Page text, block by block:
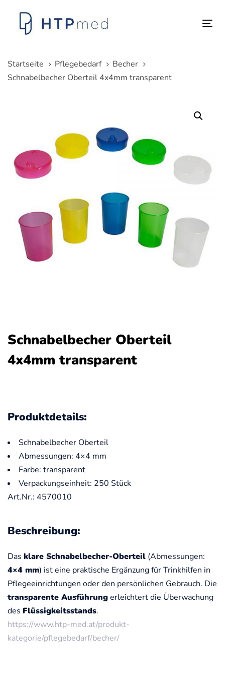
überspringen
springen
Startseite
Pflegebedarf
Becher
Schnabelbecher Oberteil 4x4mm transparent
Schnabelbecher Oberteil
4x4mm transparent
Produktdetails:
Schnabelbecher Oberteil
Abmessungen: 4×4 mm
Farbe: transparent
Verpackungseinheit: 250 Stück
Art.Nr.: 4570010
Beschreibung:
Das klare Schnabelbecher-Oberteil (Abmessungen:
4×4 mm) ist eine praktische Ergänzung für Trinkhilfen in
Pflegeeinrichtungen oder den persönlichen Gebrauch. Die
transparente Ausführungerleichtert die Überwachung
des Flüssigkeitsstands.
https://www.htp-med.at/produkt-
kategorie/pflegebedarf/becher/